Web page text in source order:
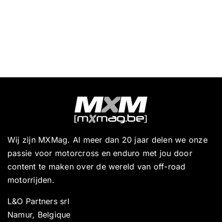
Wij zijn MXMag. Al meer dan 20 jaar delen we onze
passie voor motorcross en enduro met jou door
content te maken over de wereld van off-road
motorrijden.
L&O Partners srl
Namur, Belgique